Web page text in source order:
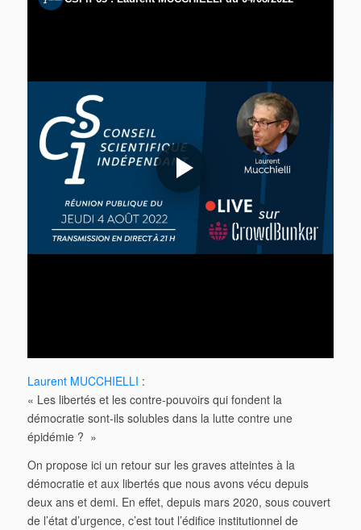
Laurent MUCCHIELLI :
« Les libertés et les contre-pouvoirs qui fondent la
démocratie sont-ils solubles dans la lutte contre une
épidémie ? »
On propose ici un retour sur les graves atteintes à la
démocratie et aux libertés que nous avons vécu depuis
deux ans et demi. En effet, depuis mars 2020, sous couvert
de l’état d’urgence, c’est tout l’édifice institutionnel de